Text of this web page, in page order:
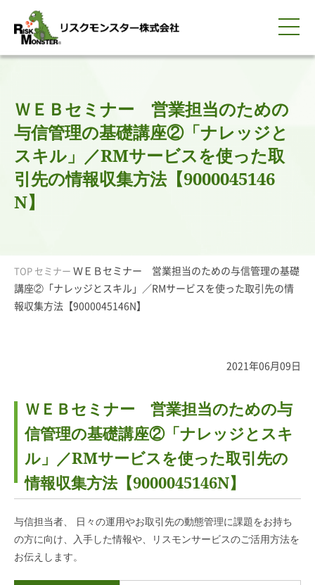
0120-259-440
会員ログイン
簡体中文
ENGLISH
ＷＥＢセミナー 営業担当のための
与信管理の基礎講座②「ナレッジと
スキル」／RMサービスを使った取
引先の情報収集方法【9000045146
N】
TOP セミナー ＷＥＢセミナー 営業担当のための与信管理の基礎
講座②「ナレッジとスキル」／RMサービスを使った取引先の情
報収集方法【9000045146N】
2021年06月09日
ＷＥＢセミナー 営業担当のための与
信管理の基礎講座②「ナレッジとスキ
ル」／RMサービスを使った取引先の
情報収集方法【9000045146N】
与信担当者、 日々の運用やお取引先の動態管理に課題をお持ち
の方に向け、入手した情報や、リスモンサービスのご活用方法を
お伝えします。